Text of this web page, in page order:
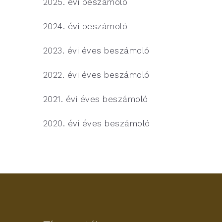
2025. évi beszámoló
2024. évi beszámoló
2023. évi éves beszámoló
2022. évi éves beszámoló
2021. évi éves beszámoló
2020. évi éves beszámoló